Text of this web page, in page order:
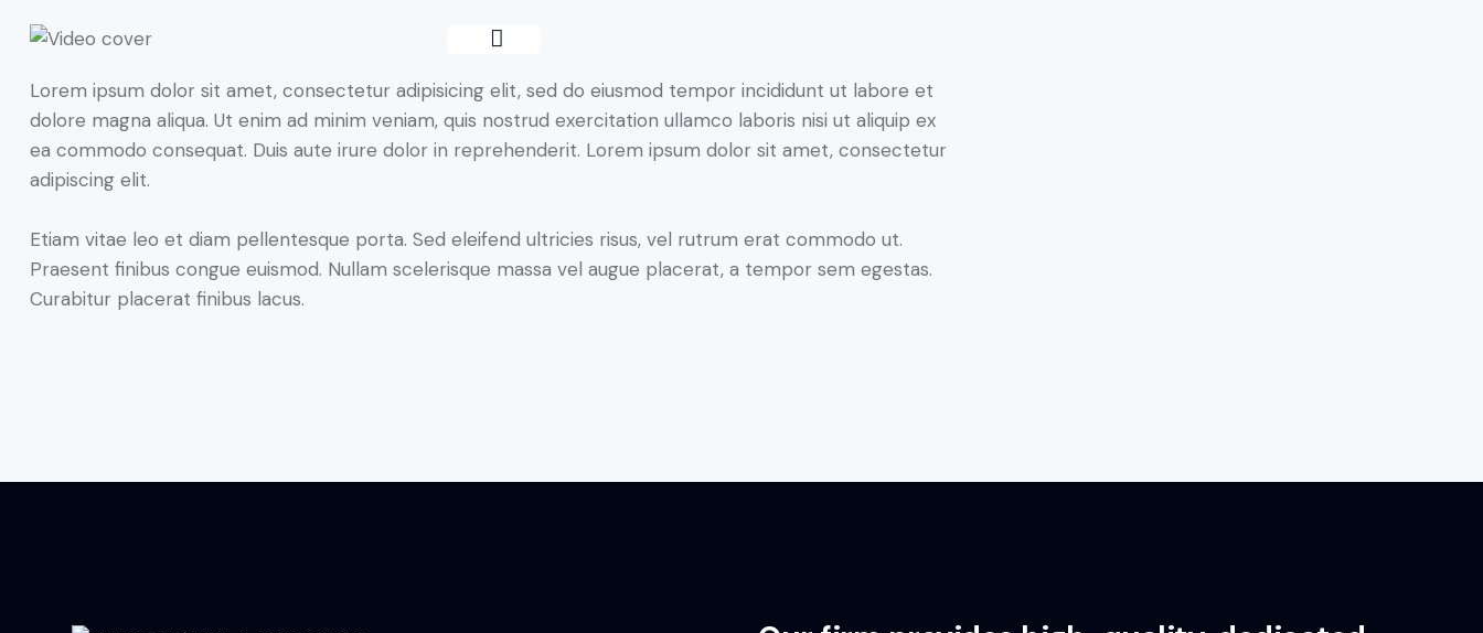
Lorem ipsum dolor sit amet, consectetur adipisicing elit, sed do eiusmod tempor incididunt ut labore et
dolore magna aliqua. Ut enim ad minim veniam, quis nostrud exercitation ullamco laboris nisi ut aliquip ex
ea commodo consequat. Duis aute irure dolor in reprehenderit. Lorem ipsum dolor sit amet, consectetur
adipiscing elit.
Etiam vitae leo et diam pellentesque porta. Sed eleifend ultricies risus, vel rutrum erat commodo ut.
Praesent finibus congue euismod. Nullam scelerisque massa vel augue placerat, a tempor sem egestas.
Curabitur placerat finibus lacus.